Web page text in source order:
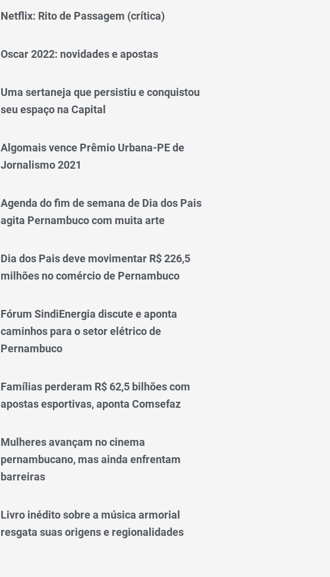
Netflix: Rito de Passagem (crítica)
Oscar 2022: novidades e apostas
Uma sertaneja que persistiu e conquistou
seu espaço na Capital
Algomais vence Prêmio Urbana-PE de
Jornalismo 2021
Agenda do fim de semana de Dia dos Pais
agita Pernambuco com muita arte
Dia dos Pais deve movimentar R$ 226,5
milhões no comércio de Pernambuco
Fórum SindiEnergia discute e aponta
caminhos para o setor elétrico de
Pernambuco
Famílias perderam R$ 62,5 bilhões com
apostas esportivas, aponta Comsefaz
Mulheres avançam no cinema
pernambucano, mas ainda enfrentam
barreiras
Livro inédito sobre a música armorial
resgata suas origens e regionalidades